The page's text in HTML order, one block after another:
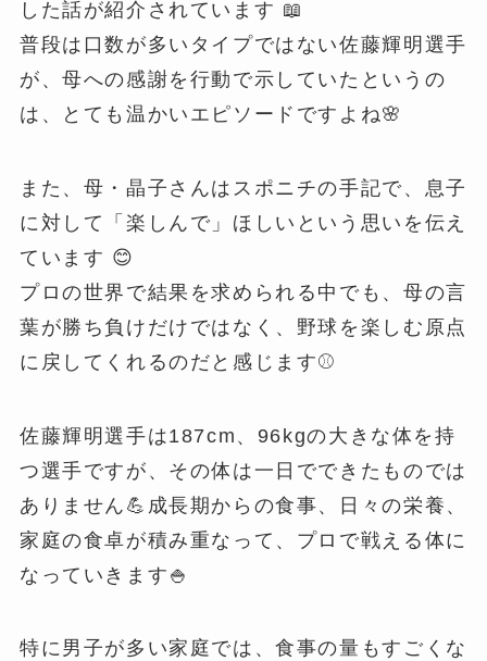
した話が紹介されています 📖
普段は口数が多いタイプではない佐藤輝明選手
が、母への感謝を行動で示していたというの
は、とても温かいエピソードですよね🌸
また、母・晶子さんはスポニチの手記で、息子
に対して「楽しんで」ほしいという思いを伝え
ています 😊
プロの世界で結果を求められる中でも、母の言
葉が勝ち負けだけではなく、野球を楽しむ原点
に戻してくれるのだと感じます⚾️
佐藤輝明選手は187cm、96kgの大きな体を持
つ選手ですが、その体は一日でできたものでは
ありません💪成長期からの食事、日々の栄養、
家庭の食卓が積み重なって、プロで戦える体に
なっていきます🍚
特に男子が多い家庭では、食事の量もすごくな